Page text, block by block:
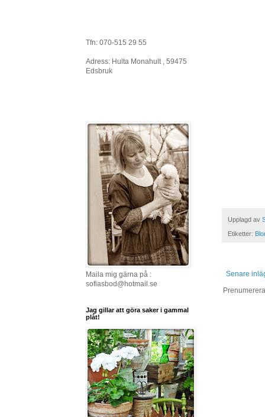
Upplagd av
Etiketter:
Senare
Tfn: 070-515 29 55
Adress: Hulta Monahult , 59475
Edsbruk
Maila mig gärna på :
sofiasbod@hotmail.se
Jag gillar att göra saker i gammal
plåt!